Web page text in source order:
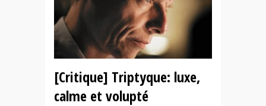
[Critique] Triptyque: luxe,
calme et volupté